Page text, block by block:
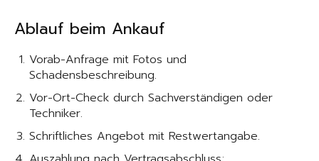
Ablauf beim Ankauf
Vorab-Anfrage mit Fotos und
Schadensbeschreibung.
Vor-Ort-Check durch Sachverständigen oder
Techniker.
Schriftliches Angebot mit Restwertangabe.